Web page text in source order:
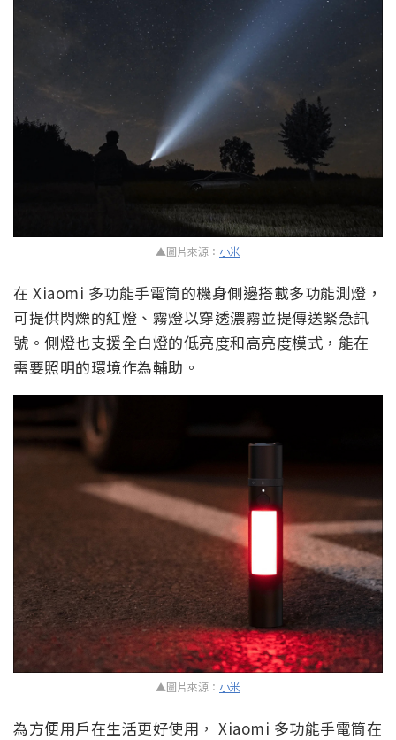
▲圖片來源： 小米
在 Xiaomi 多功能手電筒的機身側邊搭載多功能測燈，
可提供閃爍的紅燈、霧燈以穿透濃霧並提傳送緊急訊
號。側燈也支援全白燈的低亮度和高亮度模式，能在
需要照明的環境作為輔助。
▲圖片來源： 小米
為方便用戶在生活更好使用， Xiaomi 多功能手電筒在